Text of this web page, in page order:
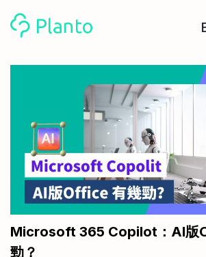
計劃買樓
計劃買樓第一步
管理及分析所有戶口
管理MPF戶口
一次過管理所有強積金戶口
申請清卡數/私人貸款
CreFIT x Planto推廣優惠
工具
私人貸款
年利率/APR/年息比較
投資戶口 (美股)
比較最抵美股投資戶口
投資戶口 (港股)
比較最抵港股投資戶口
關於我們
Academy
Microsoft 365 Copilot：AI版
勁？